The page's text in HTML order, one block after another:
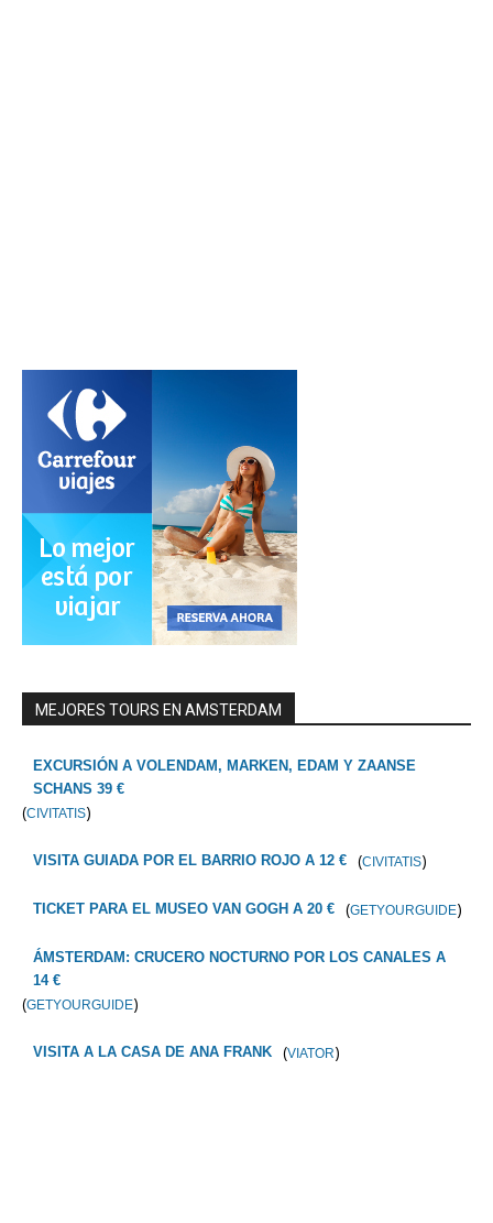
MEJORES TOURS EN AMSTERDAM
EXCURSIÓN A VOLENDAM, MARKEN, EDAM Y ZAANSE
SCHANS 39 €
(CIVITATIS)
VISITA GUIADA POR EL BARRIO ROJO A 12 € (CIVITATIS)
TICKET PARA EL MUSEO VAN GOGH A 20 € (GETYOURGUIDE)
ÁMSTERDAM: CRUCERO NOCTURNO POR LOS CANALES A
14 €
(GETYOURGUIDE)
VISITA A LA CASA DE ANA FRANK (VIATOR)